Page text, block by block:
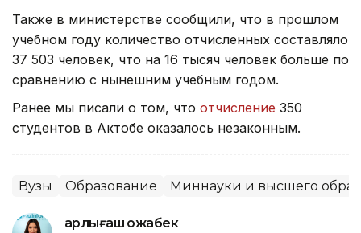
Также в министерстве сообщили, что в прошлом
учебном году количество отчисленных составляло
37 503 человек, что на 16 тысяч человек больше по
сравнению с нынешним учебным годом.
Ранее мы писали о том, что отчисление 350
студентов в Актобе оказалось незаконным.
Вузы Образование Миннауки и высшего
Қарлығаш Қожабек